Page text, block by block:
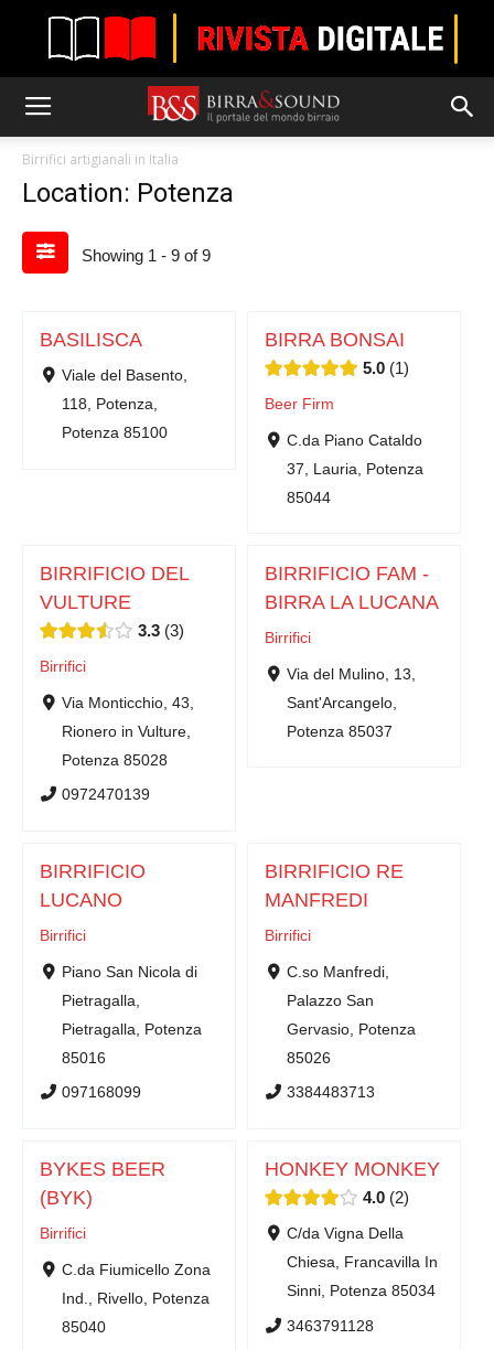
Birrifici artigianali in Italia
Location: Potenza
Showing 1 - 9 of 9
BASILISCA
Viale del Basento,
118, Potenza,
Potenza 85100
BIRRA BONSAI
5.0 1
Beer Firm
C.da Piano Cataldo
37, Lauria, Potenza
85044
BIRRIFICIO DEL
VULTURE
3.3 3
Birrifici
Via Monticchio, 43,
Rionero in Vulture,
Potenza 85028
0972470139
BIRRIFICIO FAM -
BIRRA LA LUCANA
Birrifici
Via del Mulino, 13,
Sant'Arcangelo,
Potenza 85037
BIRRIFICIO
LUCANO
Birrifici
Piano San Nicola di
Pietragalla,
Pietragalla, Potenza
85016
097168099
BIRRIFICIO RE
MANFREDI
Birrifici
C.so Manfredi,
Palazzo San
Gervasio, Potenza
85026
3384483713
BYKES BEER
(BYK)
Birrifici
C.da Fiumicello Zona
Ind., Rivello, Potenza
85040
HONKEY MONKEY
4.0 2
C/da Vigna Della
Chiesa, Francavilla In
Sinni, Potenza 85034
3463791128